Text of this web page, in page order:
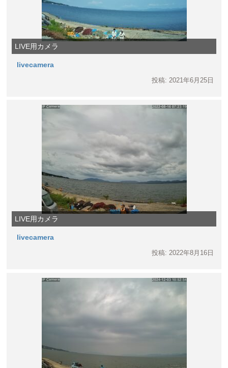
LIVE用カメラ
livecamera
投稿: 2021年6月25日
LIVE用カメラ
livecamera
投稿: 2022年8月16日